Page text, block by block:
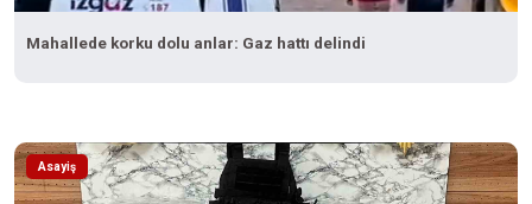
Mahallede korku dolu anlar: Gaz hattı delindi
Asayiş